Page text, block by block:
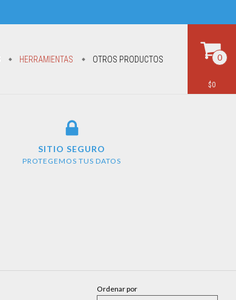
HERRAMIENTAS OTROS PRODUCTOS 0
$0
SITIO SEGURO
PROTEGEMOS TUS DATOS
Ordenar por